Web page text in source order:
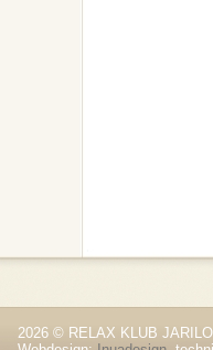
2026 © RELAX KLUB